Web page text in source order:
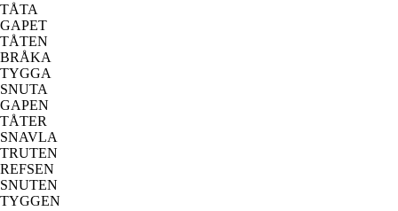
TÅTA
GAPET
TÅTEN
BRÅKA
TYGGA
SNUTA
GAPEN
TÅTER
SNAVLA
TRUTEN
REFSEN
SNUTEN
TYGGEN